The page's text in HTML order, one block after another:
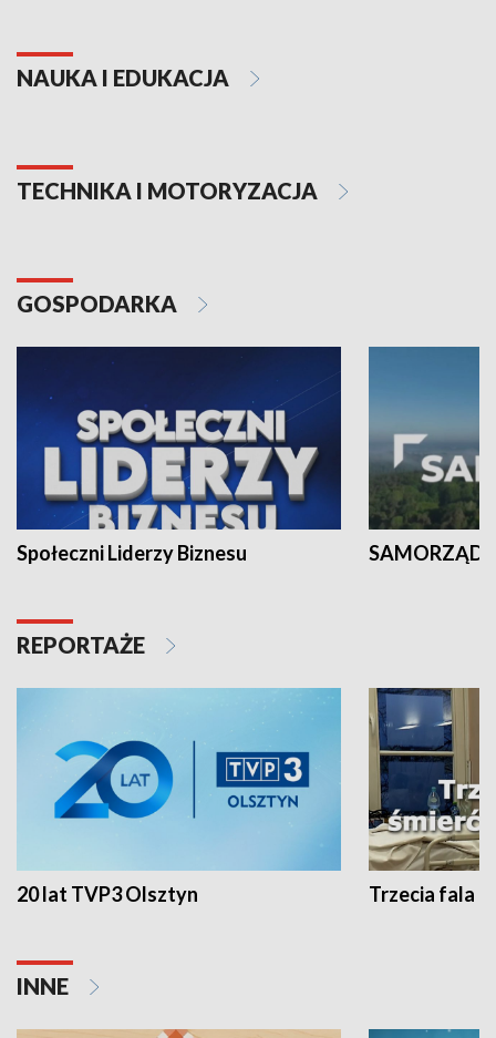
NAUKA I EDUKACJA
TECHNIKA I MOTORYZACJA
GOSPODARKA
Społeczni Liderzy Biznesu SAMORZĄD
REPORTAŻE
20 lat TVP3 Olsztyn Trzecia fala -
INNE